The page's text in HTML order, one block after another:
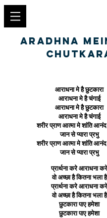
Aradhna
आराधना मे है छुटकारा
आराधना मे है चंगाई
आराधना मे है छुटकारा
आराधना मे है चंगाई
शरीर प्राण आत्मा मे शांति
जान से प्यारा प्रभु
शरीर प्राण आत्मा मे शांति
जान से प्यारा प्रभु
प्रार्थना करे आराधना करे
वो अच्छा है कितना भला है
प्रार्थना करे आराधना करे
वो अच्छा है कितना भला है
छुटकारा पाए हमेशा
छुटकारा पाए हमेशा